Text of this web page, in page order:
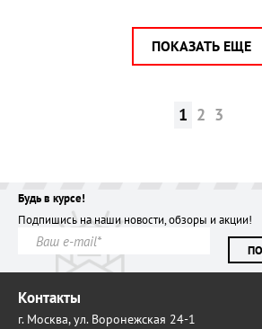
ПОКАЗАТЬ ЕЩЕ
1 2 3
Будь в курсе!
Подпишись на наши новости, обзоры и акции!
Контакты
г. Москва,ул. Воронежская 24-1